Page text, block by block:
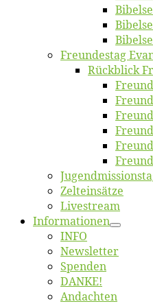
Freun­des­tag
Rück­blick
Zelt­ein­sät­ze
Live­stream
Informatio­nen
INFO
News­let­ter
Spen­den
DANKE!
An­dach­ten